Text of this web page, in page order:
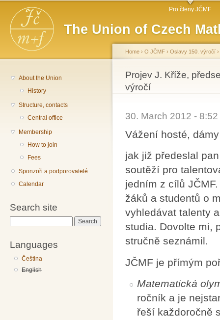
The Union of Czech
Main menu Pro členy JČMF
About the Union
History
Structure, contacts
Central office
Membership
How to join
Fees
Sponzoři a podporovatelé
Calendar
Search site
Languages
Čeština
English
You are here
Home › O JČMF › Oslavy 150. výročí ›
Projev J. Kříže,
výročí
30. March 2012 -
Vážení hosté,
jak již předeslal
soutěží pro
jedním z cílů
žáků a studentů o
vyhledávat talenty
studia. Dovolte mi,
stručně seznámil.
JČMF je přímým
Matematická
ročník a je
řeší každoročně